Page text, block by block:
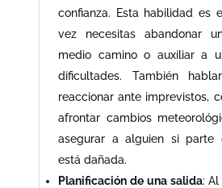
confianza. Esta habilidad es
vez necesitas abandonar
medio camino o auxiliar a
dificultades. También
reaccionar ante imprevistos,
afrontar cambios
asegurar a alguien si parte
está dañada.
Planificación de una salida: Al